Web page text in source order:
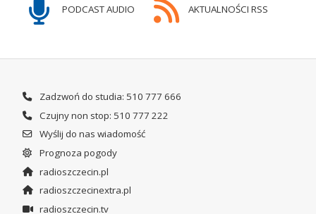
PODCAST AUDIO AKTUALNOŚCI RSS
Zadzwoń do studia: 510 777 666
Czujny non stop: 510 777 222
Wyślij do nas wiadomość
Prognoza pogody
radioszczecin.pl
radioszczecinextra.pl
radioszczecin.tv